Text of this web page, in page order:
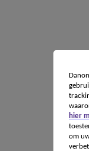
hier
om